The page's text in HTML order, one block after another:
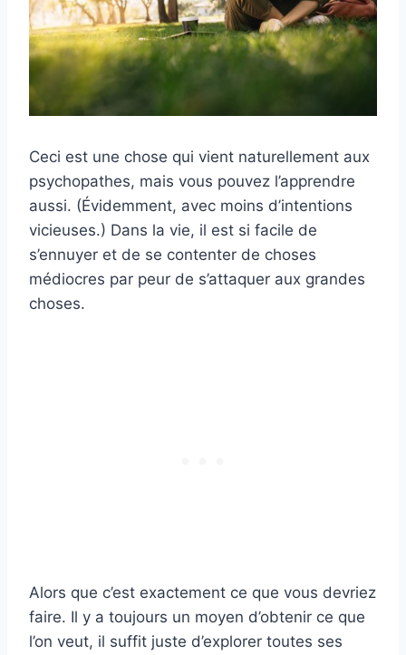
Ceci est une chose qui vient naturellement aux
psychopathes, mais vous pouvez l’apprendre
aussi. (Évidemment, avec moins d’intentions
vicieuses.) Dans la vie, il est si facile de
s’ennuyer et de se contenter de choses
médiocres par peur de s’attaquer aux grandes
choses.
Alors que c’est exactement ce que vous devriez
faire. Il y a toujours un moyen d’obtenir ce que
l’on veut, il suffit juste d’explorer toutes ses